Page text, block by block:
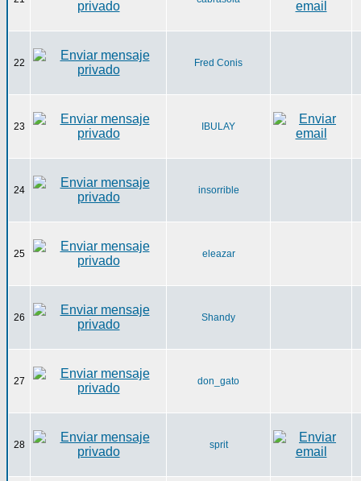
22 Fred Conis
23 IBULAY
24 insorrible
25 eleazar
26 Shandy
27 don_gato
28 sprit